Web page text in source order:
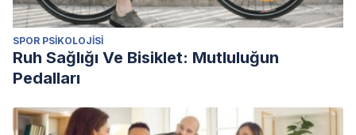
SPOR PSIKOLOJISI
Ruh Sağlığı Ve Bisiklet: Mutluluğun
Pedalları